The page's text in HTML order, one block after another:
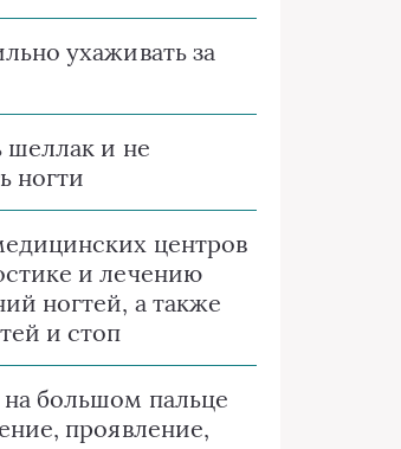
ухаживать за
шеллак и не
ногти
центров
и лечению
ногтей, а также
и стоп
на большом пальце
проявление,